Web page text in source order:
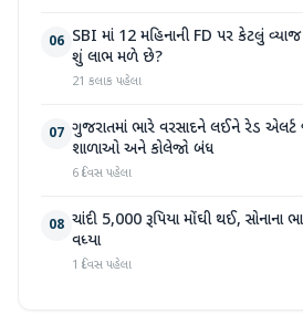
06 SBI માં 12 મહિનાની FD પર કેટલું
શું લાભ મળે છે?
21 કલાક પહેલા
07 ગુજરાતમાં ભારે વરસાદને લઈને રેડ
શાળાઓ અને કોલેજો બંધ
6 દિવસ પહેલા
08 ચાંદી 5,000 રૂપિયા મોંઘી થઈ, સોનાના
વધ્યા
1 દિવસ પહેલા